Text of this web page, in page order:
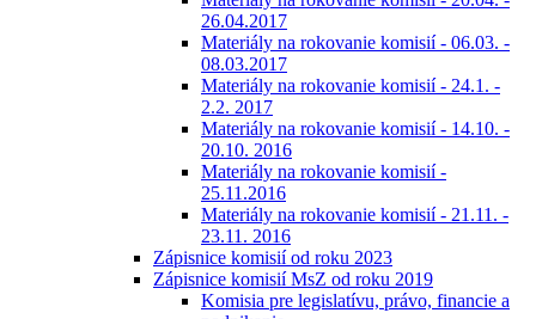
26.04.2017
Materiály na rokovanie komisií - 06.03. -
08.03.2017
Materiály na rokovanie komisií - 24.1. -
2.2. 2017
Materiály na rokovanie komisií - 14.10. -
20.10. 2016
Materiály na rokovanie komisií -
25.11.2016
Materiály na rokovanie komisií - 21.11. -
23.11. 2016
Zápisnice komisií od roku 2023
Zápisnice komisií MsZ od roku 2019
Komisia pre legislatívu, právo, financie a